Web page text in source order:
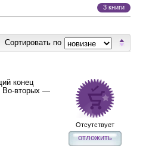
3 книги
Сортировать по
конец
Во-вторых —
Отсутствует
отложить